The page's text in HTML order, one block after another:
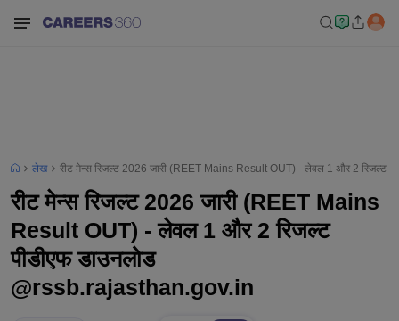
लेख रीट मेन्स रिजल्ट 2026 जारी (REET Mains Result OUT) - लेवल 1 और 2 रिजल्ट
रीट मेन्स रिजल्ट 2026 जारी (REET Mains
Result OUT) - लेवल 1 और 2 रिजल्ट
पीडीएफ डाउनलोड
@rssb.rajasthan.gov.in